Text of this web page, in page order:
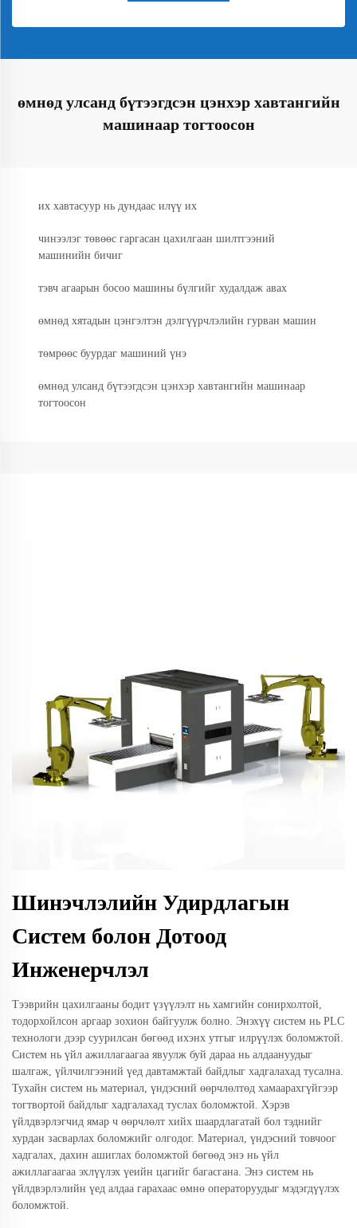
өмнөд улсанд бүтээгдсэн цэнхэр хавтангийн
машинаар тогтоосон
их хавтасуур нь дундаас илүү их
чинээлэг төвөөс гаргасан цахилгаан шилтгээний
машинийн бичиг
тэвч агаарын босоо машины бүлгийг худалдаж авах
өмнөд хятадын цэнгэлтэн дэлгүүрчлэлийн гурван машин
төмрөөс буурдаг машиний үнэ
өмнөд улсанд бүтээгдсэн цэнхэр хавтангийн машинаар
тогтоосон
Шинэчлэлийн Удирдлагын
Систем болон Дотоод
Инженерчлэл
Тээврийн цахилгааны бодит үзүүлэлт нь хамгийн сонирхолтой,
тодорхойлсон аргаар зохион байгуулж болно. Энэхүү систем нь PLC
технологи дээр суурилсан бөгөөд ихэнх утгыг илрүүлэх боломжтой.
Систем нь үйл ажиллагаагаа явуулж буй дараа нь алдаануудыг
шалгаж, үйлчилгээний үед давтамжтай байдлыг хадгалахад тусална.
Тухайн систем нь материал, үндэсний өөрчлөлтөд хамаарахгүйгээр
тогтвортой байдлыг хадгалахад туслах боломжтой. Хэрэв
үйлдвэрлэгчид ямар ч өөрчлөлт хийх шаардлагатай бол тэднийг
хурдан засварлах боломжийг олгодог. Материал, үндэсний товчоог
хадгалах, дахин ашиглах боломжтой бөгөөд энэ нь үйл
ажиллагаагаа эхлүүлэх үеийн цагийг багасгана. Энэ систем нь
үйлдвэрлэлийн үед алдаа гарахаас өмнө операторуудыг мэдэгдүүлэх
боломжтой.